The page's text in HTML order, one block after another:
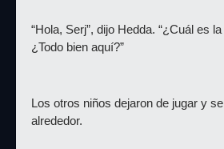
“Hola, Serj”, dijo Hedda. “¿Cuál es
¿Todo bien aquí?”
Los otros niños dejaron de jugar y
alrededor.